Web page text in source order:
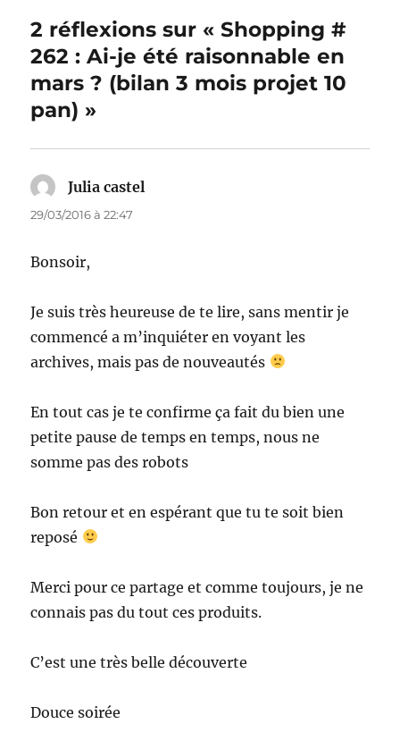
2 réflexions sur « Shopping #
262 : Ai-je été raisonnable en
mars ? (bilan 3 mois projet 10
pan) »
Julia castel
29/03/2016 à 22:47
Bonsoir,
Je suis très heureuse de te lire, sans mentir je
commencé a m’inquiéter en voyant les
archives, mais pas de nouveautés
En tout cas je te confirme ça fait du bien une
petite pause de temps en temps, nous ne
somme pas des robots
Bon retour et en espérant que tu te soit bien
reposé
Merci pour ce partage et comme toujours, je ne
connais pas du tout ces produits.
C’est une très belle découverte
Douce soirée